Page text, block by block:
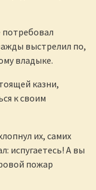
выстрелил по,
владыке.
казни,
к своим
их, самих
испугаетесь! А вы
пожар